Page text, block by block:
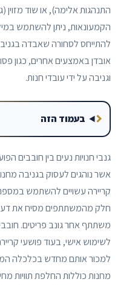
התנהגות אלימה), או שוד
הקמעונאות, ניתן להשתמש
להתייחס לסחורה שאבדה
אובדן באמצעים אחרים, כגון
וגניבה על ידי עובדי חנות.
בעמוד הזה
גנבי חנויות נעים בין חובבים
אשר נוהגים לעסוק בגניבה
קריירה עשויים להשתמש
חלק מהמשתתפים מסיח את
משתתף אחר גונב פריטים.
לשימוש אישי, בעוד פושעי
למכור אותם מחדש בכלכלה
מחנות כוללות החלפת תוויות